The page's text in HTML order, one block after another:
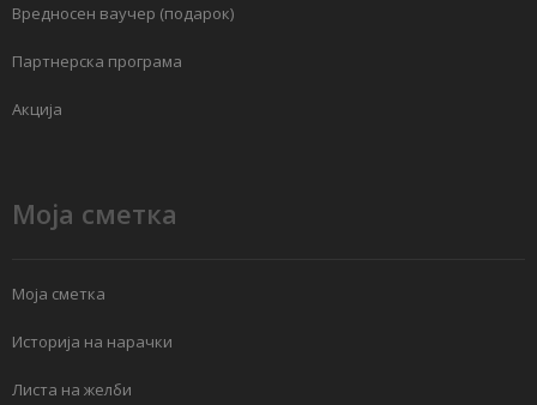
Вредносен ваучер (подарок)
Партнерска програма
Акција
Моја сметка
Моја сметка
Историја на нарачки
Листа на желби